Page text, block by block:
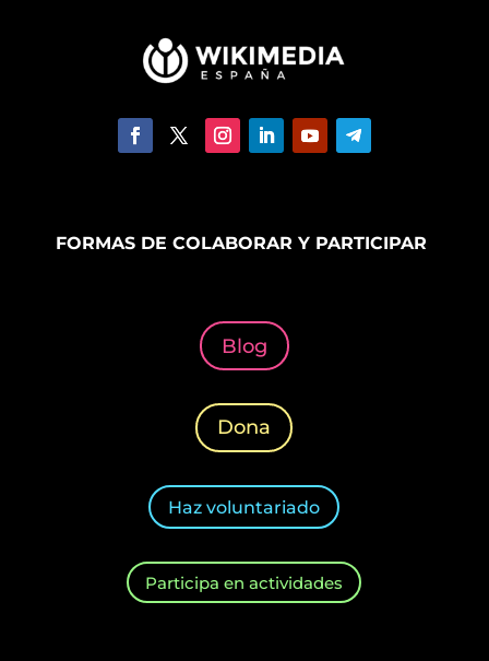
FORMAS DE COLABORAR Y PARTICIPAR
Blog
Dona
Haz voluntariado
Participa en actividades